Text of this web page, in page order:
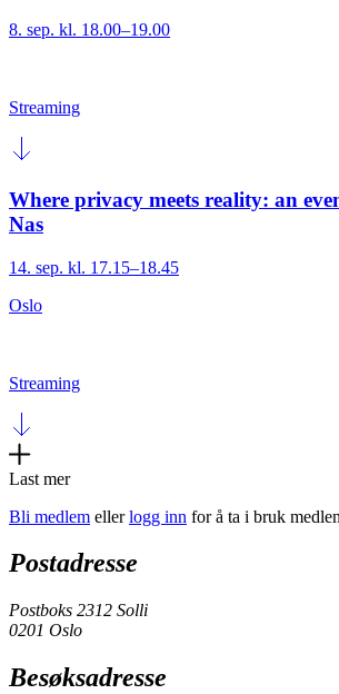
8. sep. kl. 18.00–19.00
Streaming
Where privacy meets reality: an
Nas
14. sep. kl. 17.15–18.45
Oslo
Streaming
Last mer
Bli medlem ellerlogg inn for å ta i bruk
Postadresse
Postboks 2312 Solli
0201 Oslo
Besøksadresse